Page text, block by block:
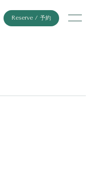
Reserve / 予約